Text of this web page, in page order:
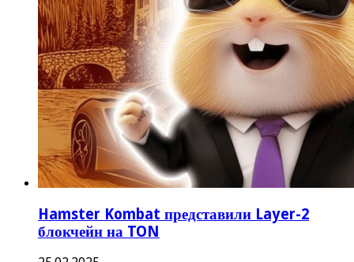
Hamster Kombat представили Layer-2
блокчейн на TON